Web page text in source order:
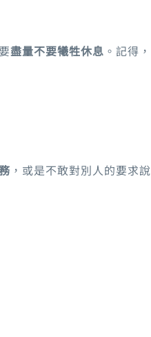
盡量不要犧牲休息 。記得，
，或是不敢對別人的要求說